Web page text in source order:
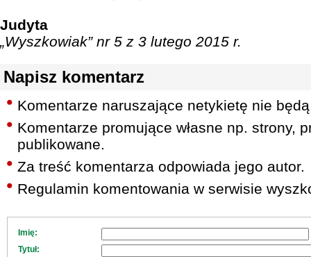
Judyta
„Wyszkowiak” nr 5 z 3 lutego 2015 r.
Napisz komentarz
Komentarze naruszające netykietę nie
Komentarze promujące własne np. strony,
publikowane.
Za treść komentarza odpowiada jego autor.
Regulamin komentowania w serwisie
Imię:
Tytuł: